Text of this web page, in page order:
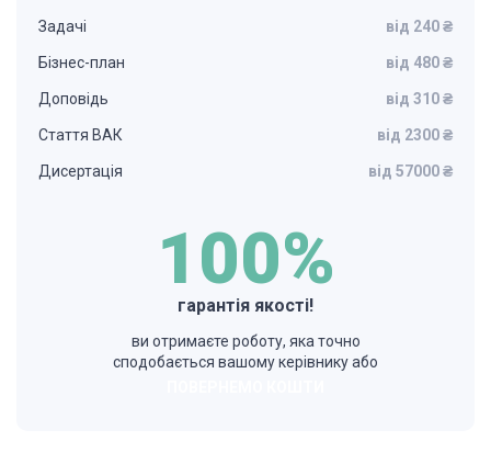
Задачі від 240 ₴
Бізнес-план від 480 ₴
Доповідь від 310 ₴
Стаття ВАК від 2300 ₴
Дисертація від 57000 ₴
100%
гарантія якості!
ви отримаєте роботу, яка точно
сподобається вашому керівнику або